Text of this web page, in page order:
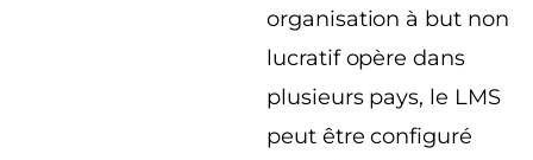
organisation à but non
lucratif opère dans
plusieurs pays, le LMS
peut être configuré